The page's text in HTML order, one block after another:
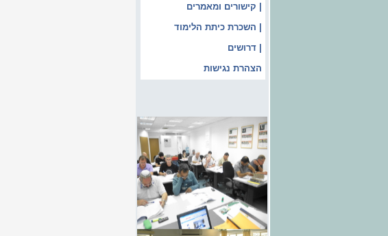
| קישורים ומאמרים
| השכרת כיתת הלימוד
| דרושים
הצהרת נגישות